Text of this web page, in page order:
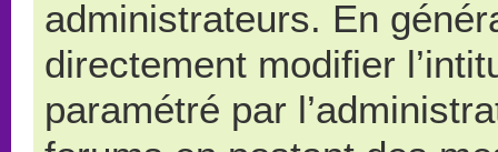
administrateurs. En
directement modifier
paramétré par